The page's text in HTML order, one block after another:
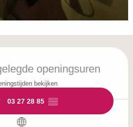
openingsuren
bekijken
03 27 28 85 ▒▒